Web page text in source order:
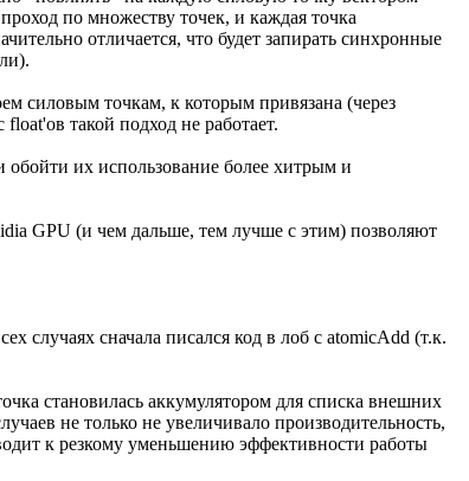
по множеству точек, и каждая точка
отличается, что будет запирать синхронные
силовым точкам, к которым привязана (через
такой подход не работает.
обойти их использование более хитрым и
GPU (и чем дальше, тем лучше с этим) позволяют
случаях сначала писался код в лоб с atomicAdd (т.к.
становилась аккумулятором для списка внешних
не только не увеличивало производительность,
к резкому уменьшению эффективности работы